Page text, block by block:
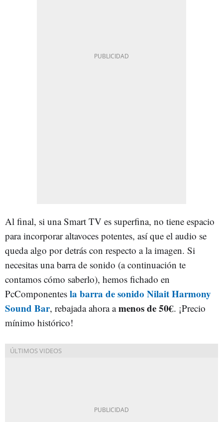
Al final, si una Smart TV es superfina, no tiene espacio
para incorporar altavoces potentes, así que el audio se
queda algo por detrás con respecto a la imagen. Si
necesitas una barra de sonido (a continuación te
contamos cómo saberlo), hemos fichado en
PcComponentes la barra de sonido Nilait Harmony
Sound Bar, rebajada ahora amenos de 50€. ¡Precio
mínimo histórico!